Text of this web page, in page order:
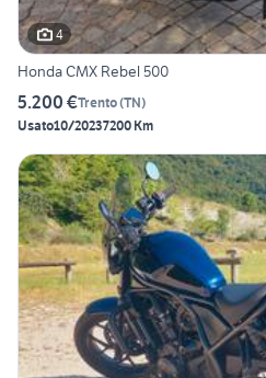
4
Honda CMX Rebel 500
5.200 €Trento(TN)
Usato10/20237200 Km